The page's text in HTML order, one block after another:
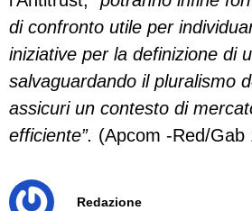
di confronto utile per
iniziative per la definizione di
salvaguardando il pluralismo
assicuri un contesto di
efficiente”. (Apcom -Red/Gab
Redazione